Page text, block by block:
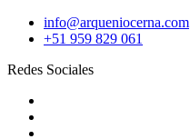
info@arqueniocerna.com
+51 959 829 061
Redes Sociales